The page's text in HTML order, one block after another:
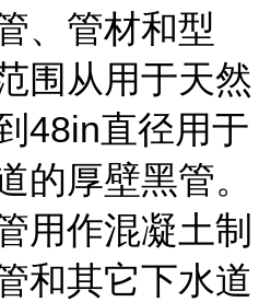
、管材和型
围从用于天然
48in直径用于
的厚壁黑管。
用作混凝土制
和其它下水道